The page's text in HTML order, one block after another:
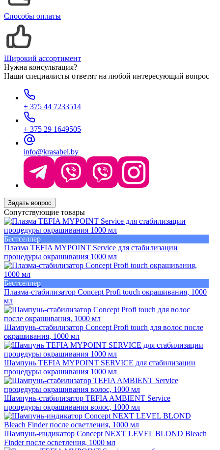
Способы оплаты
Широкий ассортимент
Нужна консультация?
Наши специалисты ответят на любой интересующий вопрос
+ 375 44 7233514
+ 375 29 1649505
info@krasabel.by
Задать вопрос
Сопутствующие товары
Бестселлер
Плазма TEFIA MYPOINT Service для стабилизации
процедуры окрашивания 1000 мл
Бестселлер
Плазма-стабилизатор Concept Profi touch окрашивания, 1000
мл
Шампунь-стабилизатор Concept Profi touch для волос после
окрашивания, 1000 мл
Шампунь TEFIA MYPOINT SERVICE для стабилизации
процедуры окрашивания 1000 мл
Шампунь-стабилизатор TEFIA AMBIENT Service
процедуры окрашивания волос, 1000 мл
Шампунь-индикатор Concept NEXT LEVEL BLOND Bleach
Finder после осветления, 1000 мл